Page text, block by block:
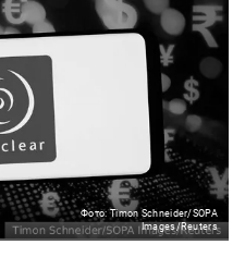
Фото: Timon Schneider/SOPA
Images/Reuters